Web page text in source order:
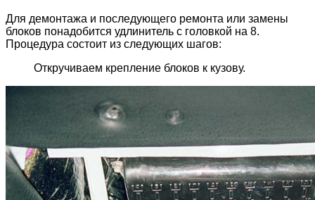
Для демонтажа и последующего ремонта или замены
блоков понадобится удлинитель с головкой на 8.
Процедура состоит из следующих шагов:
Откручиваем крепление блоков к кузову.